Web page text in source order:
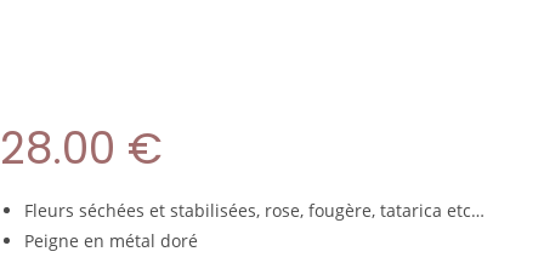
28.00 €
Fleurs séchées et stabilisées, rose, fougère, tatarica etc…
Peigne en métal doré